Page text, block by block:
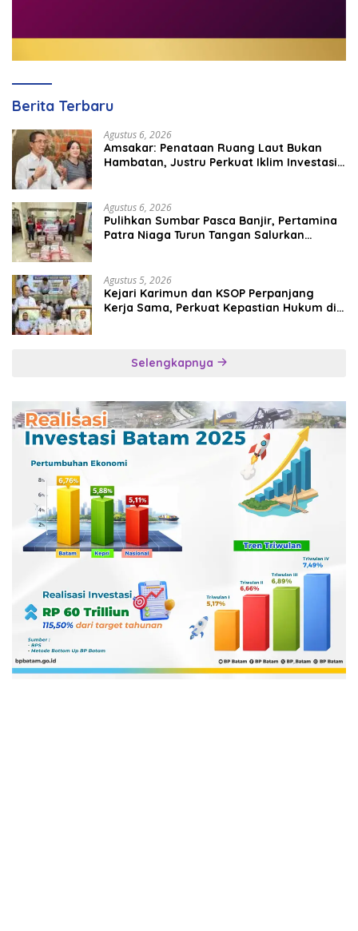
Berita Terbaru
Agustus 6, 2026
Amsakar: Penataan Ruang Laut Bukan
Hambatan, Justru Perkuat Iklim Investasi
Agustus 6, 2026
Pulihkan Sumbar Pasca Banjir, Pertamina
Patra Niaga Turun Tangan Salurkan
Agustus 5, 2026
Kejari Karimun dan KSOP Perpanjang
Kerja Sama, Perkuat Kepastian Hukum di
Selengkapnya